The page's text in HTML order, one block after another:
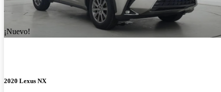
¡Nuevo!
2020 Lexus NX